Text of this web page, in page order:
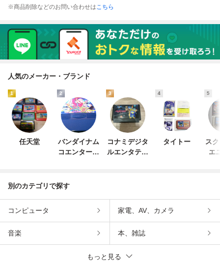
※商品削除などのお問い合わせはこちら
人気のメーカー・ブランド
1
任天堂
2
バンダイナム
コエンターテ
3
コナミデジタ
ルエンタテイ
4
タイトー
5
ス
エ
別のカテゴリで探す
コンピュータ 家電、AV、カメラ
音楽 本、雑誌
もっと見る